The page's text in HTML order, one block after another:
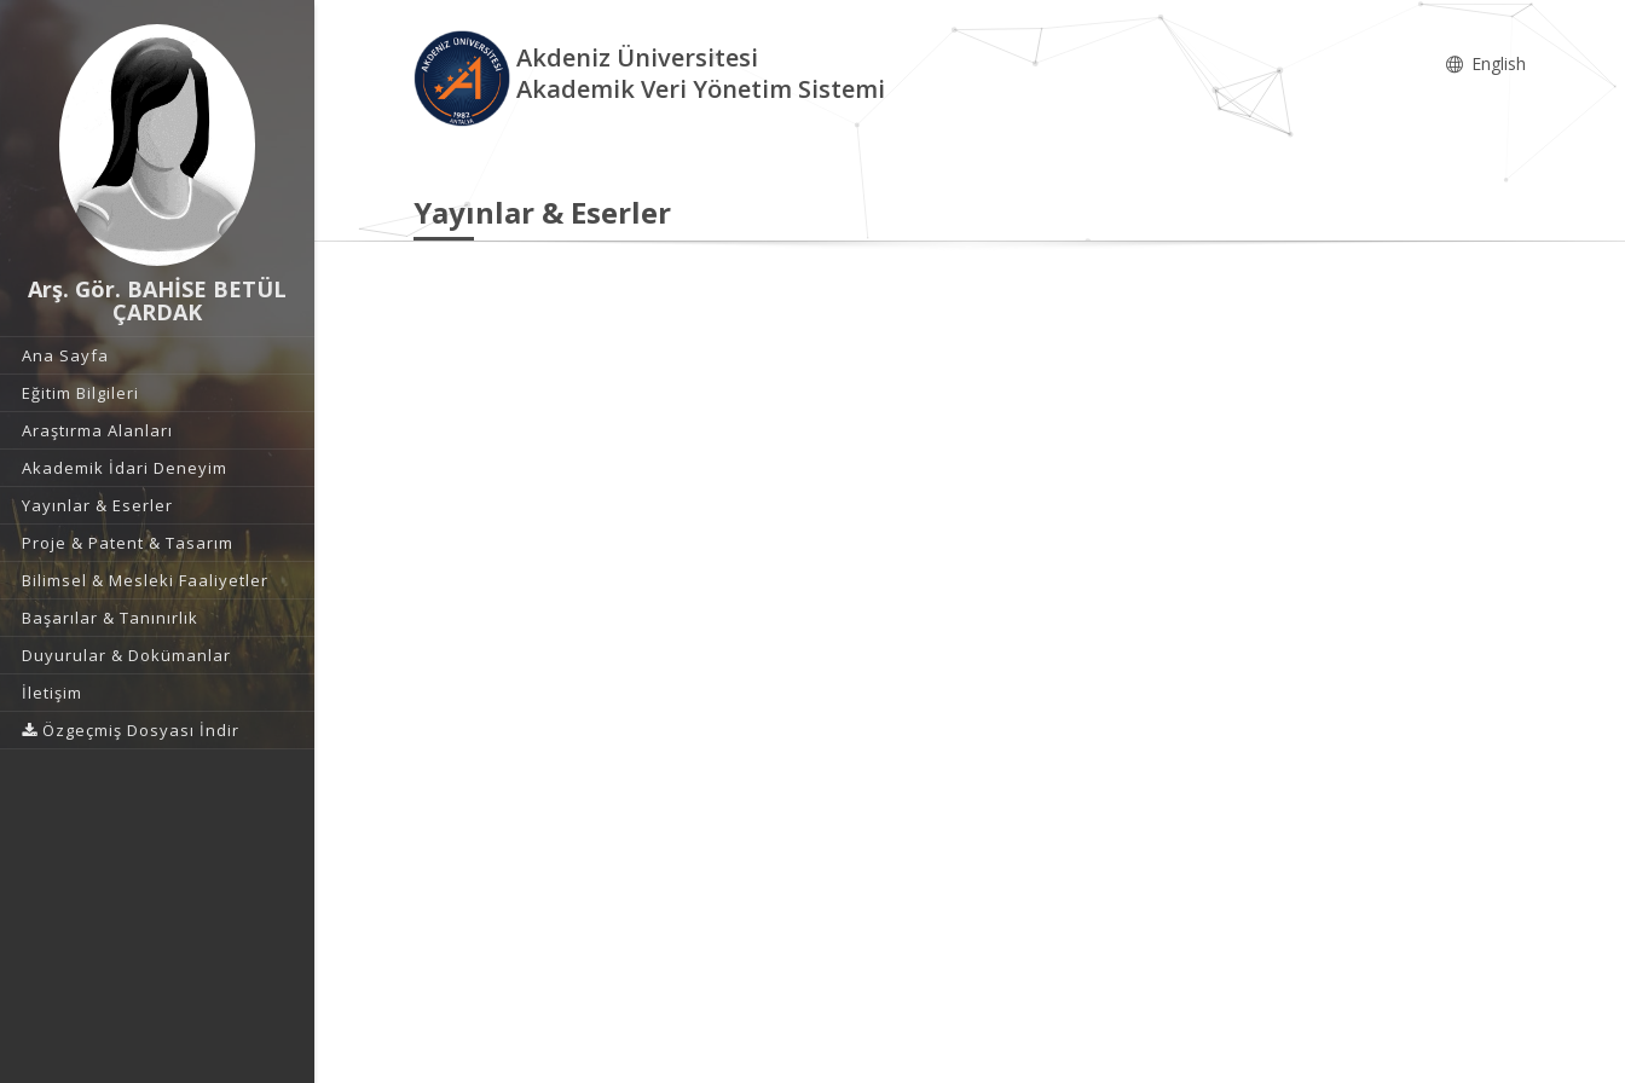
Arş. Gör. BAHİSE BETÜL
ÇARDAK
Ana Sayfa
Eğitim Bilgileri
Araştırma Alanları
Akademik İdari Deneyim
Yayınlar & Eserler
Proje & Patent & Tasarım
Bilimsel & Mesleki Faaliyetler
Başarılar & Tanınırlık
Duyurular & Dokümanlar
İletişim
Özgeçmiş Dosyası İndir
Akdeniz Üniversitesi
Akademik Veri Yönetim Sistemi
English
Yayınlar & Eserler